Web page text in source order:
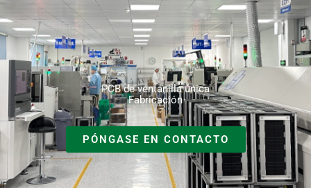
Ir
al
contenido
PCB de ventanilla única
Fabricación
PÓNGASE EN CONTACTO